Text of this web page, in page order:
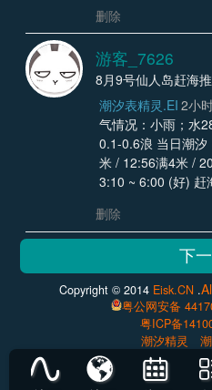
删除
游客_7626
8月9号仙人岛赶海
潮汐表精灵.EI 2小
气情况：小雨；水
0.1-0.6浪 当日潮
米 / 12:56满4米 /
3:10 ~ 6:00 (好) 赶
删除
Copyright © 2014 Eisk.CN .
粤公网安备
粤ICP备
潮汐精灵